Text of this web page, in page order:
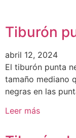
Tiburón
abril 12, 2024
El tiburón punta
tamaño mediano
negras en las
Leer más